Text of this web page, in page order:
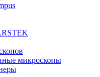
микроскопы